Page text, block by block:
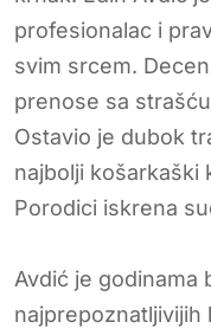
profesionalac i
svim srcem.
prenose sa
Ostavio je dubok
najbolji košarkaški
Porodici iskrena
Avdić je godinama